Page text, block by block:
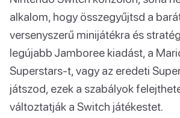
alkalom, hogy összegyűjtsd a
versenyszerű minijátékra és
legújabb Jamboree kiadást, a
Superstars-t, vagy az eredeti
játszod, ezek a szabályok
változtatják a Switch játékestet.